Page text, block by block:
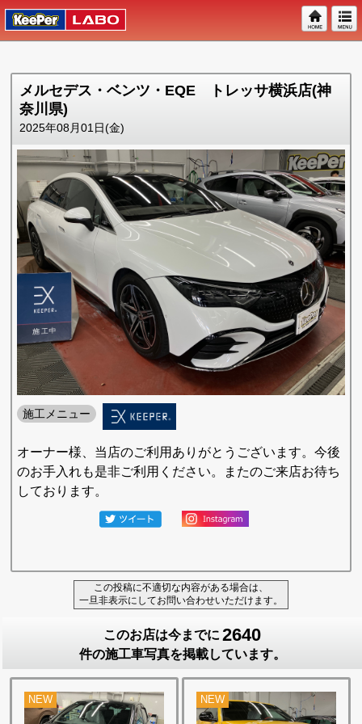
メルセデス・ベンツ・EQE トレッサ横浜店(神
奈川県)
2025年08月01日(金)
施工メニュー
オーナー様、当店のご利用ありがとうございます。今後
のお手入れも是非ご利用ください。またのご来店お待ち
しております。
この投稿に不適切な内容がある場合は、
一旦非表示にしてお問い合わせいただけます。
このお店は今までに 2640
件の施工車写真を掲載しています。
NEW NEW